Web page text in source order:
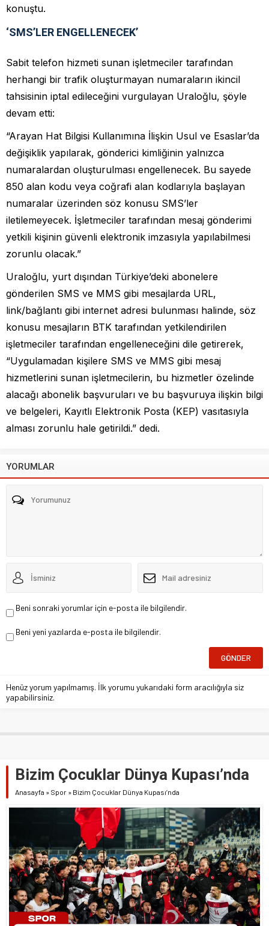
konuştu.
‘SMS’LER ENGELLENECEK’
Sabit telefon hizmeti sunan işletmeciler tarafından
herhangi bir trafik oluşturmayan numaraların ikincil
tahsisinin iptal edileceğini vurgulayan Uraloğlu, şöyle
devam etti:
“Arayan Hat Bilgisi Kullanımına İlişkin Usul ve Esaslar’da
değişiklik yapılarak, gönderici kimliğinin yalnızca
numaralardan oluşturulması engellenecek. Bu sayede
850 alan kodu veya coğrafi alan kodlarıyla başlayan
numaralar üzerinden söz konusu SMS’ler
iletilemeyecek. İşletmeciler tarafından mesaj gönderimi
yetkili kişinin güvenli elektronik imzasıyla yapılabilmesi
zorunlu olacak.”
Uraloğlu, yurt dışından Türkiye’deki abonelere
gönderilen SMS ve MMS gibi mesajlarda URL,
link/bağlantı gibi internet adresi bulunması halinde, söz
konusu mesajların BTK tarafından yetkilendirilen
işletmeciler tarafından engelleneceğini dile getirerek,
“Uygulamadan kişilere SMS ve MMS gibi mesaj
hizmetlerini sunan işletmecilerin, bu hizmetler özelinde
alacağı abonelik başvuruları ve bu başvuruya ilişkin bilgi
ve belgeleri, Kayıtlı Elektronik Posta (KEP) vasıtasıyla
alması zorunlu hale getirildi.” dedi.
YORUMLAR
Beni sonraki yorumlar için e-posta ile bilgilendir.
Beni yeni yazılarda e-posta ile bilgilendir.
Henüz yorum yapılmamış. İlk yorumu yukarıdaki form aracılığıyla siz
yapabilirsiniz.
Bizim Çocuklar Dünya Kupası’nda
Anasayfa » Spor » Bizim Çocuklar Dünya Kupası’nda